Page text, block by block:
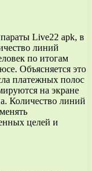
Live22 apk, в
линий
по итогам
Объясняется это
платежных полос
на экране
Количество линий
целей и